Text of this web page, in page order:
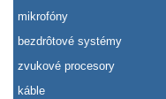
mikrofóny
bezdrôtové systémy
zvukové procesory
káble